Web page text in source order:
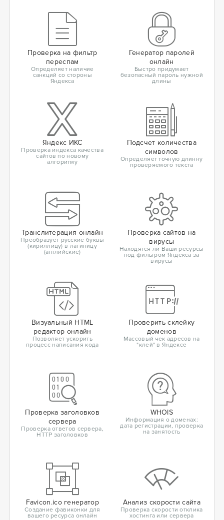
Проверка на фильтр
переспам
Определяет наличие
санкций со стороны
Яндекса
Генератор паролей
онлайн
Быстро придумает
безопасный пароль нужной
длины
Яндекс ИКС
Проверка индекса качества
сайтов по новому
алгоритму
Подсчет количества
символов
Определяет точную длинну
проверяемого текста
Транслитерация онлайн
Преобразует русские буквы
(кириллицу) в латиницу
(английские)
Проверка сайтов на
вирусы
Находятся ли Ваши ресурсы
под фильтром Яндекса за
вирусы
Визуальный HTML
редактор онлайн
Позволяет ускорить
процесс написания кода
Проверить склейку
доменов
Массовый чек адресов на
"клей" в Яндексе
Проверка заголовков
сервера
Проверка ответов сервера,
HTTP заголовков
WHOIS
Информация о доменах:
дата регистрации, проверка
на занятость
Favicon.ico генератор
Создание фавиконки для
вашего ресурса онлайн
Анализ скорости сайта
Проверка скорости отклика
хостинга или сервера